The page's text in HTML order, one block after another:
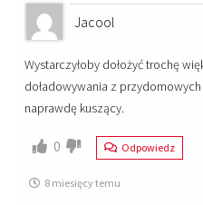
Jacool
Wystarczyłoby dołożyć trochę
doładowywania z
naprawdę kuszący.
0 Odpowiedz
8 miesięcy temu